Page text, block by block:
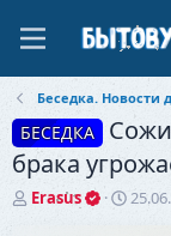
Беседка. Новости
БЕСЕДКА
брака
А
Erasus
Д